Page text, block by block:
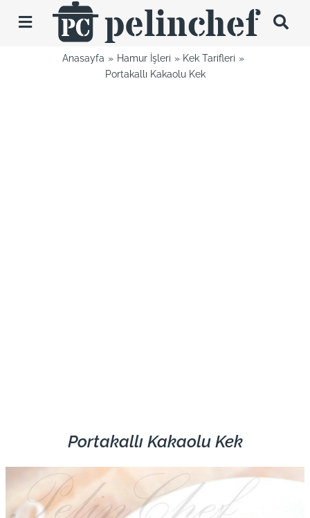
Toggle
Navigation
TariflerAnasayfa Hamur İşleri
Kek Tarifleri
Portakallı Kakaolu Kek
Portakallı Kakaolu Kek